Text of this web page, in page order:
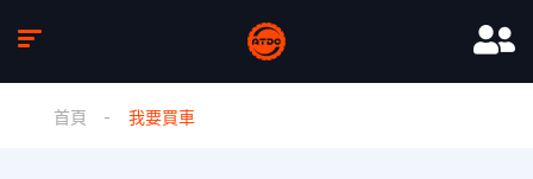
首頁 我要買車